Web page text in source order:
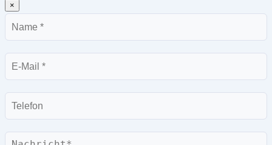
×
Name
E-
Mail
Telefon
Nachricht